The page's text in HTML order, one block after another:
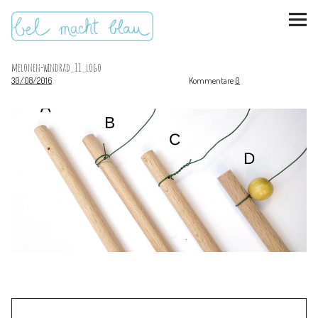
instagram
pinterestbloglovin
Malen + basteln
Feste feiern
Kinderzimmer
melonen-windrad_11_logo
30/08/2016 Kommentare 0